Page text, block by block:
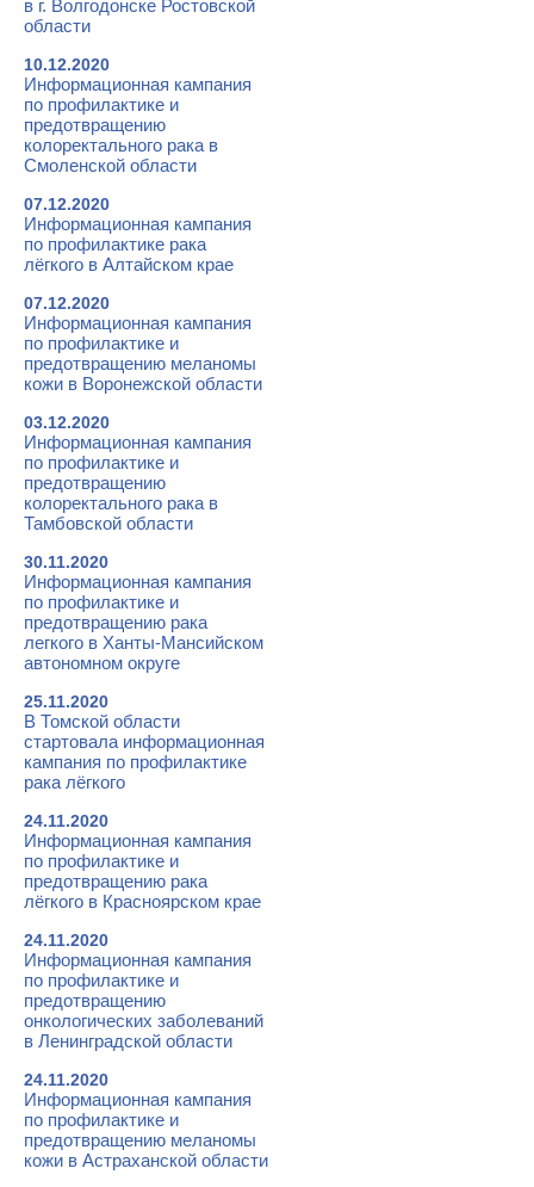
в г. Волгодонске Ростовской
области
10.12.2020
Информационная кампания
по профилактике и
предотвращению
колоректального рака в
Смоленской области
07.12.2020
Информационная кампания
по профилактике рака
лёгкого в Алтайском крае
07.12.2020
Информационная кампания
по профилактике и
предотвращению меланомы
кожи в Воронежской области
03.12.2020
Информационная кампания
по профилактике и
предотвращению
колоректального рака в
Тамбовской области
30.11.2020
Информационная кампания
по профилактике и
предотвращению рака
легкого в Ханты-Мансийском
автономном округе
25.11.2020
В Томской области
стартовала информационная
кампания по профилактике
рака лёгкого
24.11.2020
Информационная кампания
по профилактике и
предотвращению рака
лёгкого в Красноярском крае
24.11.2020
Информационная кампания
по профилактике и
предотвращению
онкологических заболеваний
в Ленинградской области
24.11.2020
Информационная кампания
по профилактике и
предотвращению меланомы
кожи в Астраханской области